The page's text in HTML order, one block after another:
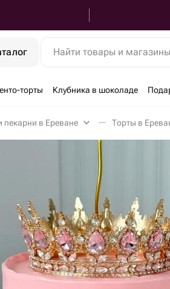
Найти товары и магазины
торты Клубника в шоколаде
пекарни в Ереване Торты в